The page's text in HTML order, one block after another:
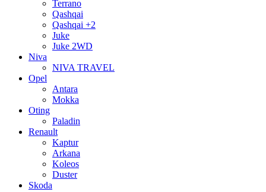
Terrano
Qashqai
Qashqai +2
Juke
Juke 2WD
Niva
NIVA TRAVEL
Opel
Antara
Mokka
Oting
Paladin
Renault
Kaptur
Arkana
Koleos
Duster
Skoda